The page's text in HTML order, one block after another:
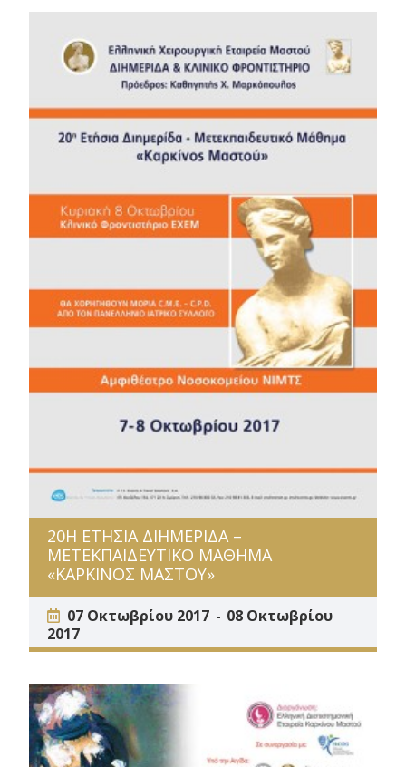
20Η ΕΤΗΣΙΑ ΔΙΗΜΕΡΙΔΑ –
ΜΕΤΕΚΠΑΙΔΕΥΤΙΚΟ ΜΑΘΗΜΑ
«ΚΑΡΚΙΝΟΣ ΜΑΣΤΟΥ»
07 Οκτωβρίου 2017
08 Οκτωβρίου
2017